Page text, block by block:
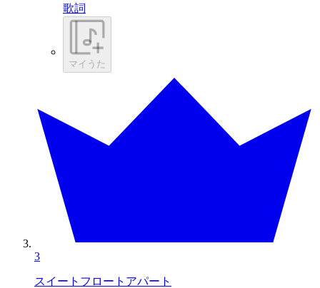
歌詞
マイうた
3
スイートフロートアパート